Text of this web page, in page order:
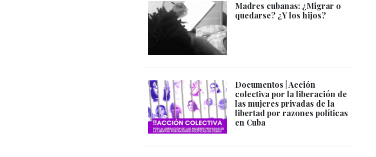
Madres cubanas: ¿Migrar o
quedarse? ¿Y los hijos?
Documentos | Acción
colectiva por la liberación de
las mujeres privadas de la
libertad por razones políticas
en Cuba